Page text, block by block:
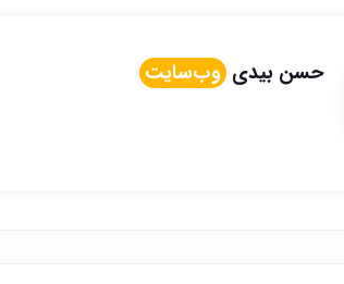
حسن بیدیوب‌سایت